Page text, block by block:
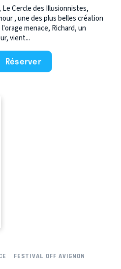
Cercle des Illusionnistes,
, une des plus belles création
menace, Richard, un
vient...
Réserver
FESTIVAL OFF AVIGNON